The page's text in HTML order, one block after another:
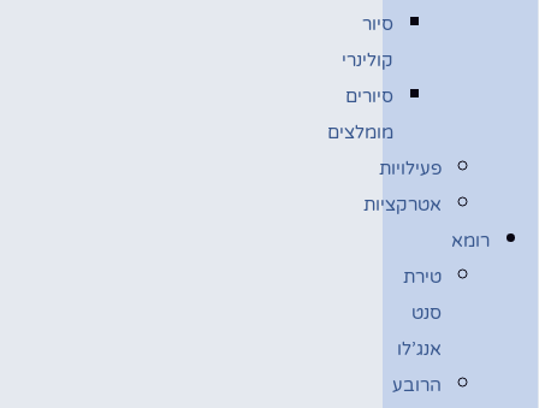
סיור
קולינרי
סיורים
מומלצים
פעילויות
אטרקציות
רומא
טירת
סנט
אנג’לו
הרובע